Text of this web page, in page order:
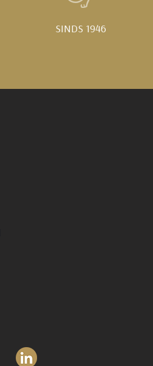
SINDS 1946